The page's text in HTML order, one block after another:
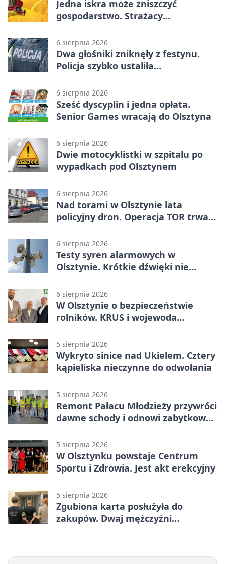
Jedna iskra może zniszczyć
gospodarstwo. Strażacy
6 sierpnia 2026
Dwa głośniki zniknęły z festynu.
Policja szybko ustaliła
6 sierpnia 2026
Sześć dyscyplin i jedna opłata.
Senior Games wracają do Olsztyna
6 sierpnia 2026
Dwie motocyklistki w szpitalu po
wypadkach pod Olsztynem
6 sierpnia 2026
Nad torami w Olsztynie lata
policyjny dron. Operacja TOR trwa
6 sierpnia 2026
Testy syren alarmowych w
Olsztynie. Krótkie dźwięki nie
6 sierpnia 2026
W Olsztynie o bezpieczeństwie
rolników. KRUS i wojewoda
5 sierpnia 2026
Wykryto sinice nad Ukielem. Cztery
kąpieliska nieczynne do odwołania
5 sierpnia 2026
Remont Pałacu Młodzieży przywróci
dawne schody i odnowi zabytkowy
5 sierpnia 2026
W Olsztynku powstaje Centrum
Sportu i Zdrowia. Jest akt erekcyjny
5 sierpnia 2026
Zgubiona karta posłużyła do
zakupów. Dwaj mężczyźni